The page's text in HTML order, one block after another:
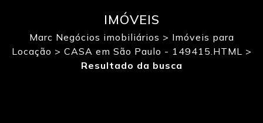
IMÓVEIS
Marc Negócios imobiliários > Imóveis para
Locação > CASA em São Paulo - 149415.HTML >
Resultado da busca